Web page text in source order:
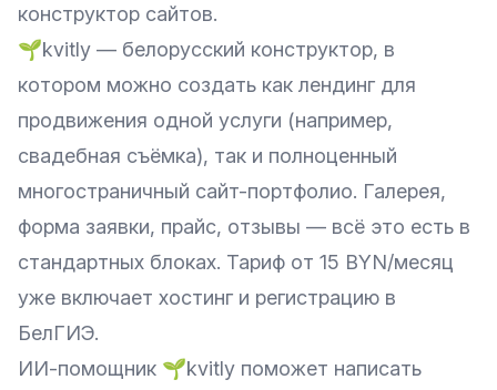
конструктор сайтов.
🌱kvitly — белорусский конструктор, в
котором можно создать как лендинг для
продвижения одной услуги (например,
свадебная съёмка), так и полноценный
многостраничный сайт-портфолио. Галерея,
форма заявки, прайс, отзывы — всё это есть в
стандартных блоках. Тариф от 15 BYN/месяц
уже включает хостинг и регистрацию в
БелГИЭ.
ИИ-помощник 🌱kvitly поможет написать